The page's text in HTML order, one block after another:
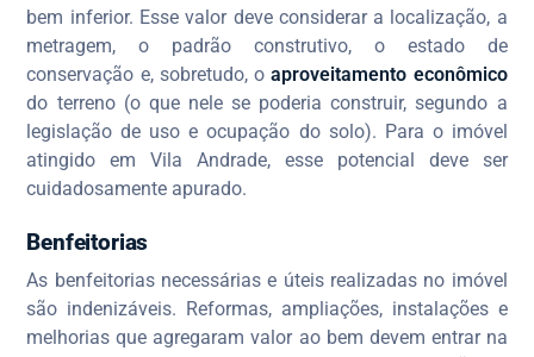
bem inferior. Esse valor deve considerar a localização, a
metragem, o padrão construtivo, o estado de
conservação e, sobretudo, oaproveitamento econômico
do terreno (o que nele se poderia construir, segundo a
legislação de uso e ocupação do solo). Para o imóvel
atingido em Vila Andrade, esse potencial deve ser
cuidadosamente apurado.
Benfeitorias
As benfeitorias necessárias e úteis realizadas no imóvel
são indenizáveis. Reformas, ampliações, instalações e
melhorias que agregaram valor ao bem devem entrar na